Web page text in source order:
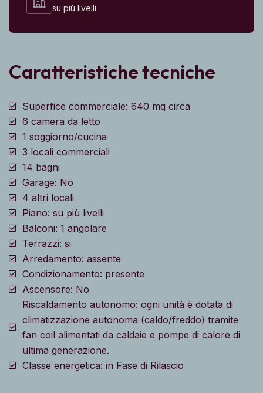
su più livelli
Caratteristiche tecniche
Superfice commerciale: 640 mq circa
6 camera da letto
1 soggiorno/cucina
3 locali commerciali
14 bagni
Garage: No
4 altri locali
Piano: su più livelli
Balconi: 1 angolare
Terrazzi: si
Arredamento: assente
Condizionamento: presente
Ascensore: No
Riscaldamento autonomo: ogni unità è dotata di
climatizzazione autonoma (caldo/freddo) tramite
fan coil alimentati da caldaie e pompe di calore di
ultima generazione.
Classe energetica: in Fase di Rilascio